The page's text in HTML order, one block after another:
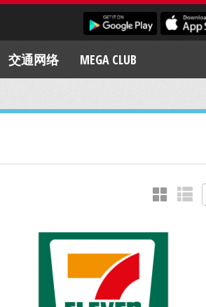
交通网络 MEGA CLUB